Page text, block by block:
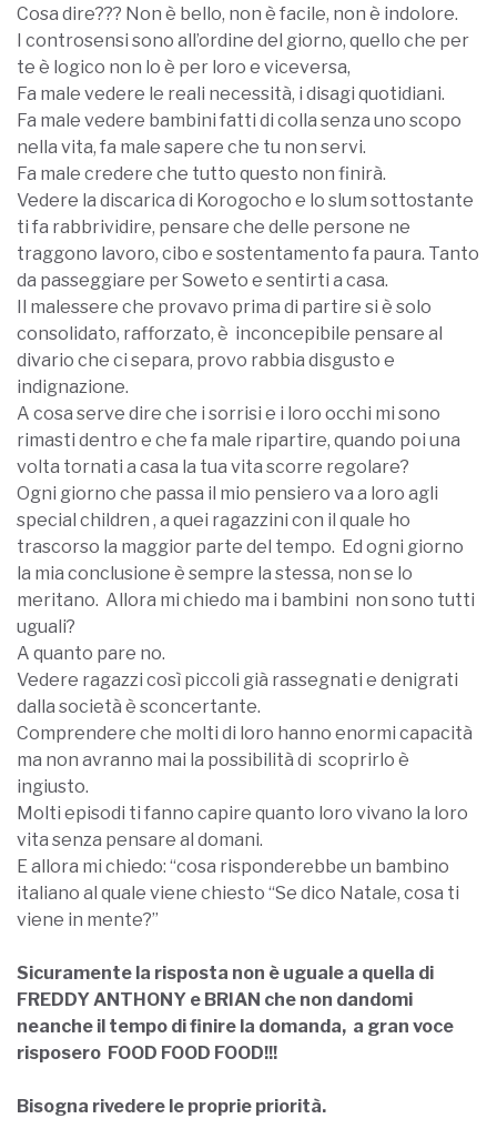
Cosa dire??? Non è bello, non è facile, non è indolore.
I controsensi sono all’ordine del giorno, quello che per
te è logico non lo è per loro e viceversa,
Fa male vedere le reali necessità, i disagi quotidiani.
Fa male vedere bambini fatti di colla senza uno scopo
nella vita, fa male sapere che tu non servi.
Fa male credere che tutto questo non finirà.
Vedere la discarica di Korogocho e lo slum sottostante
ti fa rabbrividire, pensare che delle persone ne
traggono lavoro, cibo e sostentamento fa paura. Tanto
da passeggiare per Soweto e sentirti a casa.
Il malessere che provavo prima di partire si è solo
consolidato, rafforzato, è inconcepibile pensare al
divario che ci separa, provo rabbia disgusto e
indignazione.
A cosa serve dire che i sorrisi e i loro occhi mi sono
rimasti dentro e che fa male ripartire, quando poi una
volta tornati a casa la tua vita scorre regolare?
Ogni giorno che passa il mio pensiero va a loro agli
special children , a quei ragazzini con il quale ho
trascorso la maggior parte del tempo. Ed ogni giorno
la mia conclusione è sempre la stessa, non se lo
meritano. Allora mi chiedo ma i bambini non sono tutti
uguali?
A quanto pare no.
Vedere ragazzi così piccoli già rassegnati e denigrati
dalla società è sconcertante.
Comprendere che molti di loro hanno enormi capacità
ma non avranno mai la possibilità di scoprirlo è
ingiusto.
Molti episodi ti fanno capire quanto loro vivano la loro
vita senza pensare al domani.
E allora mi chiedo: “cosa risponderebbe un bambino
italiano al quale viene chiesto “Se dico Natale, cosa ti
viene in mente?”
Sicuramente la risposta non è uguale a quella di
FREDDY ANTHONY e BRIAN che non dandomi
neanche il tempo di finire la domanda, a gran voce
risposero FOOD FOOD FOOD!!!
Bisogna rivedere le proprie priorità.